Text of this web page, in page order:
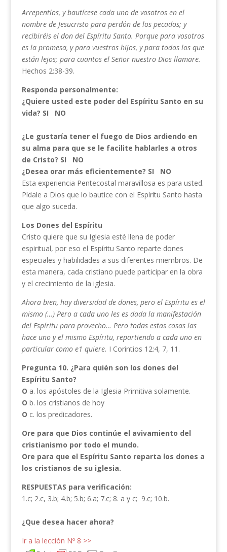
Arrepentíos, y bautícese cada uno de vosotros en el
nombre de Jesucristo para perdón de los pecados; y
recibiréis el don del Espíritu Santo. Porque para vosotros
es la promesa, y para vuestros hijos, y para todos los que
están lejos; para cuantos el Señor nuestro Dios llamare.
Hechos 2:38-39.
Responda personalmente:
¿Quiere usted este poder del Espíritu Santo en su
vida? SI NO
¿Le gustaría tener el fuego de Dios ardiendo en
su alma para que se le facilite hablarles a otros
de Cristo? SI NO
¿Desea orar más eficientemente? SI NO
Esta experiencia Pentecostal maravillosa es para usted.
Pídale a Dios que lo bautice con el Espíritu Santo hasta
que algo suceda.
Los Dones del Espíritu
Cristo quiere que su Iglesia esté llena de poder
espiritual, por eso el Espíritu Santo reparte dones
especiales y habilidades a sus diferentes miembros. De
esta manera, cada cristiano puede participar en la obra
y el crecimiento de la iglesia.
Ahora bien, hay diversidad de dones, pero el Espíritu es el
mismo (…) Pero a cada uno les es dada la manifestación
del Espíritu para provecho… Pero todas estas cosas las
hace uno y el mismo Espíritu, repartiendo a cada uno en
particular como e1 quiere. I Corintios 12:4, 7, 11.
Pregunta 10. ¿Para quién son los dones del
Espíritu Santo?
O a. los apóstoles de la Iglesia Primitiva solamente.
O b. los cristianos de hoy
O c. los predicadores.
Ore para que Dios continúe el avivamiento del
cristianismo por todo el mundo.
Ore para que el Espíritu Santo reparta los dones a
los cristianos de su iglesia.
RESPUESTAS para verificación:
1.c; 2.c, 3.b; 4.b; 5.b; 6.a; 7.c; 8. a y c; 9.c; 10.b.
¿Que desea hacer ahora?
Ir a la lección Nº 8 >>